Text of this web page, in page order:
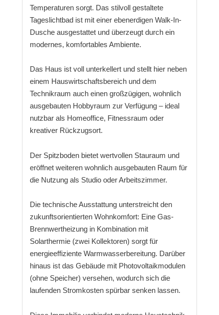
Temperaturen sorgt. Das stilvoll gestaltete
Tageslichtbad ist mit einer ebenerdigen Walk-In-
Dusche ausgestattet und überzeugt durch ein
modernes, komfortables Ambiente.
Das Haus ist voll unterkellert und stellt hier neben
einem Hauswirtschaftsbereich und dem
Technikraum auch einen großzügigen, wohnlich
ausgebauten Hobbyraum zur Verfügung – ideal
nutzbar als Homeoffice, Fitnessraum oder
kreativer Rückzugsort.
Der Spitzboden bietet wertvollen Stauraum und
eröffnet weiteren wohnlich ausgebauten Raum für
die Nutzung als Studio oder Arbeitszimmer.
Die technische Ausstattung unterstreicht den
zukunftsorientierten Wohnkomfort: Eine Gas-
Brennwertheizung in Kombination mit
Solarthermie (zwei Kollektoren) sorgt für
energieeffiziente Warmwasserbereitung. Darüber
hinaus ist das Gebäude mit Photovoltaikmodulen
(ohne Speicher) versehen, wodurch sich die
laufenden Stromkosten spürbar senken lassen.